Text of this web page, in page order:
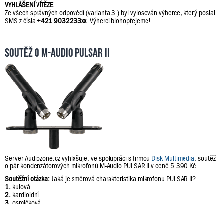
VYHLÁŠENÍ VÍTĚZE
Ze všech správných odpovědí (varianta 3.) byl vylosován výherce, který poslal
SMS z čísla +421 9032233xx. Výherci blohopřejeme!
Soutěž o M-Audio PULSAR II
Server Audiozone.cz vyhlašuje, ve spolupráci s firmou Disk Multimedia, soutěž
o pár kondenzátorových mikrofonů M-Audio PULSAR II v ceně 5.390 Kč.
Soutěžní otázka: Jaká je směrová charakteristika mikrofonu PULSAR II?
1. kulová
2. kardioidní
3. osmičková